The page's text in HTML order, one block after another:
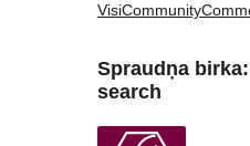
VisiCommunity
Spraudņa birka:
search